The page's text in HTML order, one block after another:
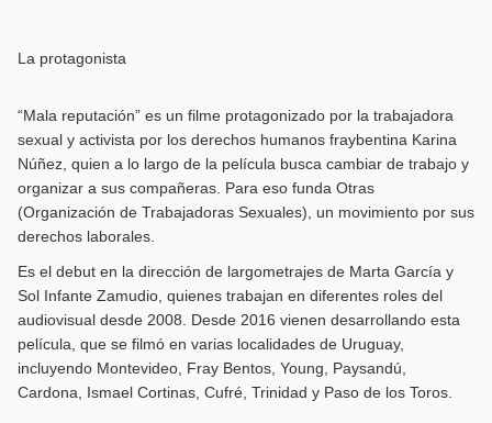
La protagonista
“Mala reputación” es un filme protagonizado por la trabajadora
sexual y activista por los derechos humanos fraybentina Karina
Núñez, quien a lo largo de la película busca cambiar de trabajo y
organizar a sus compañeras. Para eso funda Otras
(Organización de Trabajadoras Sexuales), un movimiento por sus
derechos laborales.
Es el debut en la dirección de largometrajes de Marta García y
Sol Infante Zamudio, quienes trabajan en diferentes roles del
audiovisual desde 2008. Desde 2016 vienen desarrollando esta
película, que se filmó en varias localidades de Uruguay,
incluyendo Montevideo, Fray Bentos, Young, Paysandú,
Cardona, Ismael Cortinas, Cufré, Trinidad y Paso de los Toros.